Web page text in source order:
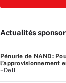
Actualités
Pénurie de NAND:
l’approvisionnement
–Dell